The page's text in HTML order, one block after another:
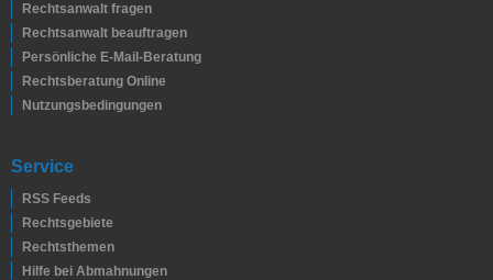
Rechtsanwalt fragen
Rechtsanwalt beauftragen
Persönliche E-Mail-Beratung
Rechtsberatung Online
Nutzungsbedingungen
Service
RSS Feeds
Rechtsgebiete
Rechtsthemen
Hilfe bei Abmahnungen